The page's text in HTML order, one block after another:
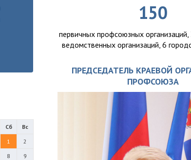
Сб
Вс
1
2
8
9
150
первичных профсоюзных
ведомственных организаций, 6
ПРЕДСЕДАТЕЛЬ КРАЕВОЙ
ПРОФСОЮЗА